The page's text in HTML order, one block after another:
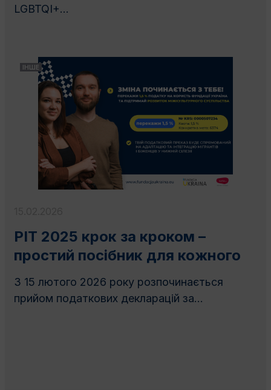
LGBTQI+...
ІНШЕ
PIT 2025 крок за кроком –
простий посібник для кожного
З 15 лютого 2026 року розпочинається
прийом податкових декларацій за...